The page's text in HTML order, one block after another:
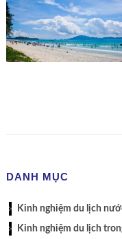
DANH MỤC
Kinh nghiệm du lịch
Kinh nghiệm du lịch